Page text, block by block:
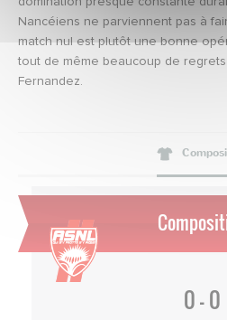
Nancéiens ne parviennent pas à
match nul est plutôt une bonne
tout de même beaucoup de
Fernandez.
0 - 0